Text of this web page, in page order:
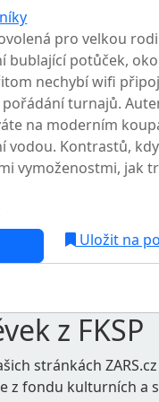
pro velkou
bublající potůček,
nechybí wifi
turnajů.
na moderním
vodou. Kontrastů,
vymoženostmi, jak
Uložit na
z FKSP
stránkách
zfondu kulturních a